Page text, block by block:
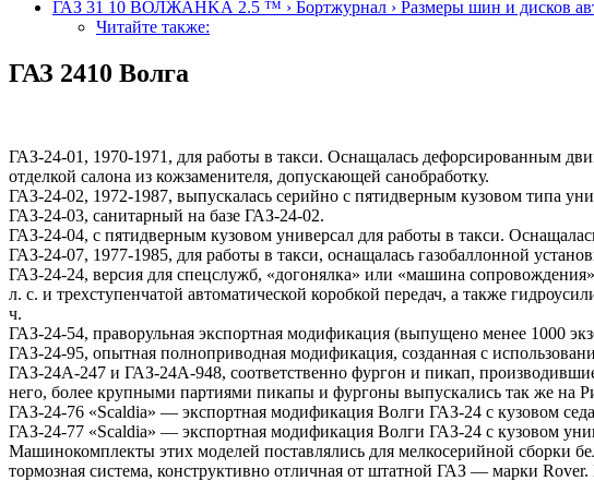
ГАЗ 31 10 ВОЛЖАНKА 2.5 ™ › Бортжурнал › Размеры шин и дисков
Читайте также:
ГАЗ 2410 Волга
ГАЗ-24-01, 1970-1971, для работы в такси. Оснащалась дефорсированным
отделкой салона из кожзаменителя, допускающей санобработку.
ГАЗ-24-02, 1972-1987, выпускалась серийно с пятидверным кузовом типа
ГАЗ-24-03, санитарный на базе ГАЗ-24-02.
ГАЗ-24-04, с пятидверным кузовом универсал для работы в такси.
ГАЗ-24-07, 1977-1985, для работы в такси, оснащалась газобаллонной
ГАЗ-24-24, версия для спецслужб, «догонялка» или «машина
л. с. и трехступенчатой автоматической коробкой передач, а также
ч.
ГАЗ-24-54, праворульная экспортная модификация (выпущено менее 1000
ГАЗ-24-95, опытная полноприводная модификация, созданная с
ГАЗ-24А-247 и ГАЗ-24А-948, соответственно фургон и пикап,
него, более крупными партиями пикапы и фургоны выпускались так же на
ГАЗ-24-76 «Scaldia» — экспортная модификация Волги ГАЗ-24 с кузовом
ГАЗ-24-77 «Scaldia» — экспортная модификация Волги ГАЗ-24 с кузовом
Машинокомплекты этих моделей поставлялись для мелкосерийной сборки
тормозная система, конструктивно отличная от штатной ГАЗ — марки